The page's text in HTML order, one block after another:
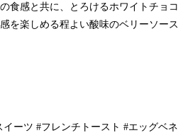
食感と共に、とろけるホワイトチョコ
を楽しめる程よい酸味のベリーソース
ーツ #フレンチトースト #エッグベネ